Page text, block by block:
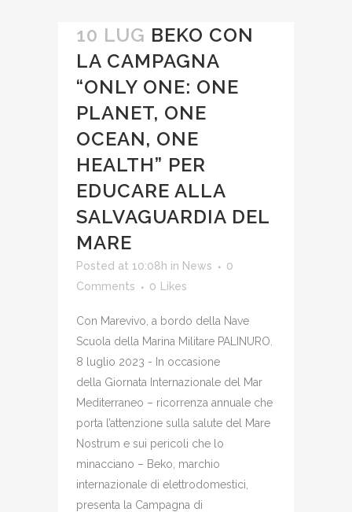
10 LUG BEKO CON
LA CAMPAGNA
“ONLY ONE: ONE
PLANET, ONE
OCEAN, ONE
HEALTH” PER
EDUCARE ALLA
SALVAGUARDIA DEL
MARE
Posted at 10:08h in News
0
Comments
0 Likes
Con Marevivo, a bordo della Nave
Scuola della Marina Militare PALINURO.
8 luglio 2023 - In occasione
della Giornata Internazionale del Mar
Mediterraneo – ricorrenza annuale che
porta l’attenzione sulla salute del Mare
Nostrum e sui pericoli che lo
minacciano – Beko, marchio
internazionale di elettrodomestici,
presenta la Campagna di